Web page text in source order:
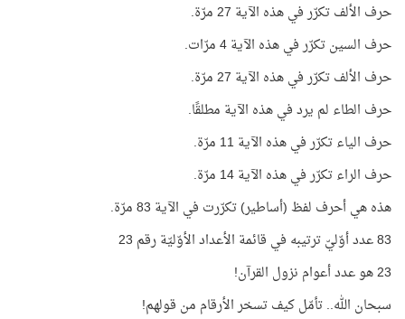
حرف الألف تكرّر في هذه الآية 27 مرّة.
حرف السين تكرّر في هذه الآية 4 مرّات.
حرف الألف تكرّر في هذه الآية 27 مرّة.
حرف الطاء لم يرد في هذه الآية مطلقًا.
حرف الياء تكرّر في هذه الآية 11 مرّة.
حرف الراء تكرّر في هذه الآية 14 مرّة.
هذه هي أحرف لفظ (أساطير) تكرّرت في الآية 83 مرّة.
83 عدد أوّليّ ترتيبه في قائمة الأعداد الأوّليّة رقم 23
23 هو عدد أعوام نزول القرآن!
سبحان الله.. تأمّل كيف تسخر الأرقام من قولهم!